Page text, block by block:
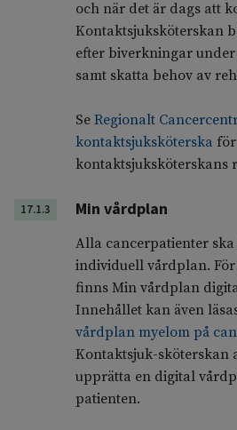
och när det är dags att
Kontaktsjuksköterskan
efter biverkningar
samt skatta behov av
Se Regionalt
kontaktsjuksköterska
kontaktsjuksköterskans
17.1.3 Min vårdplan
Alla cancerpatienter
individuell vårdplan.
finns Min vårdplan
Innehållet kan även
vårdplan myelom på
Kontaktsjuk-sköterskan
upprätta en digital
patienten.